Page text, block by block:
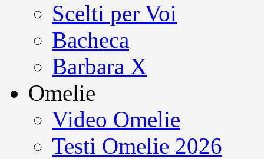
Scelti per Voi
Bacheca
Barbara X
Omelie
Video Omelie
Testi Omelie 2026